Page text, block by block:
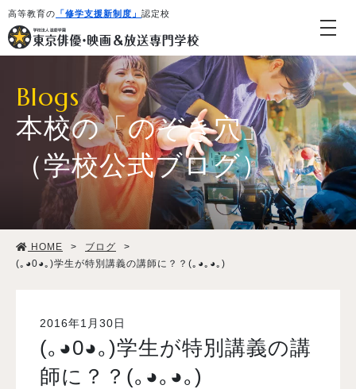
高等教育の 「修学支援新制度」 認定校
学校紹介・教育システム
専攻・コース紹介
就職・デビュー
Blogs
本校の「のぞき穴」
（学校公式ブログ）
HOME > ブログ
>
(｡◕0◕｡)学生が特別講義の講師に？？(｡◕｡◕｡)
2016年1月30日
(｡◕0◕｡)学生が特別講義の講
師に？？(｡◕｡◕｡)